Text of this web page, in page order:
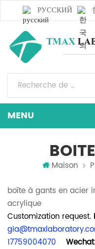
РУССКИЙ
Maison
boîte à gants en acier
acrylique
Customization request.
17759004070
Wechat